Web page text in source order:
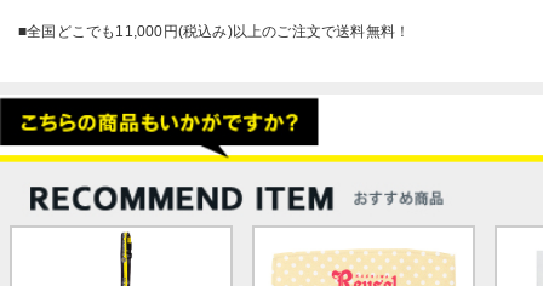
■全国どこでも11,000円(税込み)以上のご注文で送料無料！